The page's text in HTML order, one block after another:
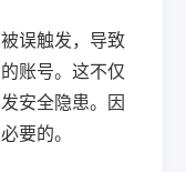
误触发，导致
账号。这不仅
安全隐患。因
要的。